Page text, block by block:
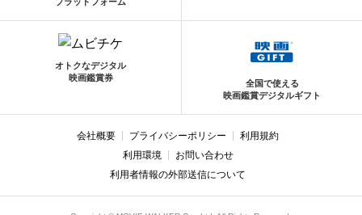
オトクなデジタル
映画鑑賞券
全国で使える
映画鑑賞デジタルギフト
会社概要 プライバシーポリシー
利用規約
利用環境
お問い合わせ
利用者情報の外部送信について